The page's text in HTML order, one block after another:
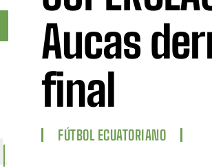
Aucas
final
FÚTBOL ECUATORIANO